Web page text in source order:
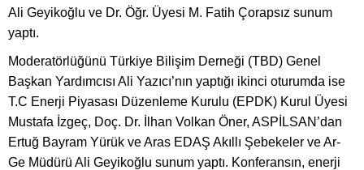
Ali Geyikoğlu ve Dr. Öğr. Üyesi M. Fatih Çorapsız sunum
yaptı.
Moderatörlüğünü Türkiye Bilişim Derneği (TBD) Genel
Başkan Yardımcısı Ali Yazıcı’nın yaptığı ikinci oturumda ise
T.C Enerji Piyasası Düzenleme Kurulu (EPDK) Kurul Üyesi
Mustafa İzgeç, Doç. Dr. İlhan Volkan Öner, ASPİLSAN’dan
Ertuğ Bayram Yürük ve Aras EDAŞ Akıllı Şebekeler ve Ar-
Ge Müdürü Ali Geyikoğlu sunum yaptı. Konferansın, enerji